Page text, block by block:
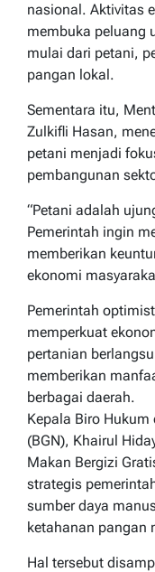
nasional. Aktivitas
membuka peluang
mulai dari petani,
pangan lokal.
Sementara itu,
Zulkifli Hasan,
petani menjadi
pembangunan
“Petani adalah
Pemerintah ingin
memberikan
ekonomi
Pemerintah
memperkuat
pertanian
memberikan
berbagai daerah.
Kepala Biro
(BGN), Khairul
Makan Bergizi
strategis
sumber daya
ketahanan pangan
Hal tersebut